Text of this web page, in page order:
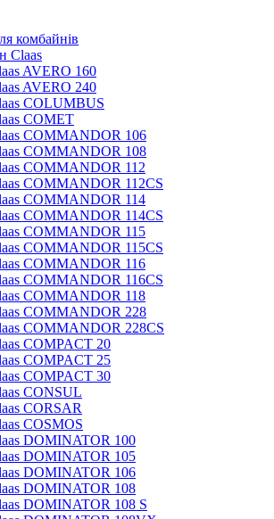
комбайнів
Claas
AVERO 160
AVERO 240
COLUMBUS
COMET
COMMANDOR 106
COMMANDOR 108
COMMANDOR 112
COMMANDOR 112CS
COMMANDOR 114
COMMANDOR 114CS
COMMANDOR 115
COMMANDOR 115CS
COMMANDOR 116
COMMANDOR 116CS
COMMANDOR 118
COMMANDOR 228
COMMANDOR 228CS
COMPACT 20
COMPACT 25
COMPACT 30
CONSUL
CORSAR
COSMOS
DOMINATOR 100
DOMINATOR 105
DOMINATOR 106
DOMINATOR 108
DOMINATOR 108 S